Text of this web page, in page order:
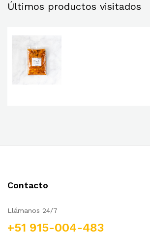
Últimos productos visitados
Contacto
Llámanos 24/7
+51 915-004-483